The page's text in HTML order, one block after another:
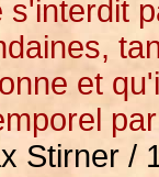
s'interdit
et
Stirner /